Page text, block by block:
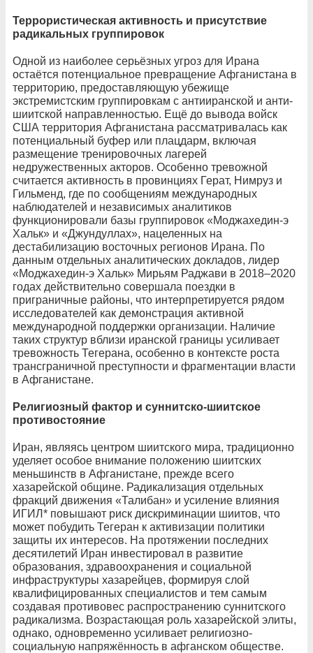
Террористическая активность и присутствие
радикальных группировок
Одной из наиболее серьёзных угроз для Ирана
остаётся потенциальное превращение Афганистана в
территорию, предоставляющую убежище
экстремистским группировкам с антииранской и анти-
шиитской направленностью. Ещё до вывода войск
США территория Афганистана рассматривалась как
потенциальный буфер или плацдарм, включая
размещение тренировочных лагерей
недружественных акторов. Особенно тревожной
считается активность в провинциях Герат, Нимруз и
Гильменд, где по сообщениям международных
наблюдателей и независимых аналитиков
функционировали базы группировок «Моджахедин-э
Хальк» и «Джундуллах», нацеленных на
дестабилизацию восточных регионов Ирана. По
данным отдельных аналитических докладов, лидер
«Моджахедин-э Хальк» Мирьям Раджави в 2018–2020
годах действительно совершала поездки в
приграничные районы, что интерпретируется рядом
исследователей как демонстрация активной
международной поддержки организации. Наличие
таких структур вблизи иранской границы усиливает
тревожность Тегерана, особенно в контексте роста
трансграничной преступности и фрагментации власти
в Афганистане.
Религиозный фактор и суннитско-шиитское
противостояние
Иран, являясь центром шиитского мира, традиционно
уделяет особое внимание положению шиитских
меньшинств в Афганистане, прежде всего
хазарейской общине. Радикализация отдельных
фракций движения «Талибан» и усиление влияния
ИГИЛ* повышают риск дискриминации шиитов, что
может побудить Тегеран к активизации политики
защиты их интересов. На протяжении последних
десятилетий Иран инвестировал в развитие
образования, здравоохранения и социальной
инфраструктуры хазарейцев, формируя слой
квалифицированных специалистов и тем самым
создавая противовес распространению суннитского
радикализма. Возрастающая роль хазарейской элиты,
однако, одновременно усиливает религиозно-
социальную напряжённость в афганском обществе.